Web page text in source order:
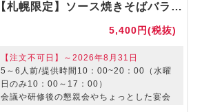
【札幌限定】ソース焼きそばバラエティセット【ご利用期間：9/1～】
5,400円(税抜)
【注文不可日】～2026年8月31日
5～6人前/提供時間10：00~20：00（水曜
日のみ10：00～17：00）
会議や研修後の懇親会やちょっとした宴会